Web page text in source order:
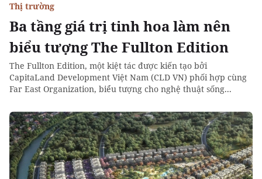
Ba tầng giá trị tinh hoa làm nên
biểu tượng The Fullton Edition
Thị trường
The Fullton Edition, một kiệt tác được kiến tạo bởi
CapitaLand Development Việt Nam (CLD VN) phối hợp cùng
Far East Organization, biểu tượng cho nghệ thuật sống...